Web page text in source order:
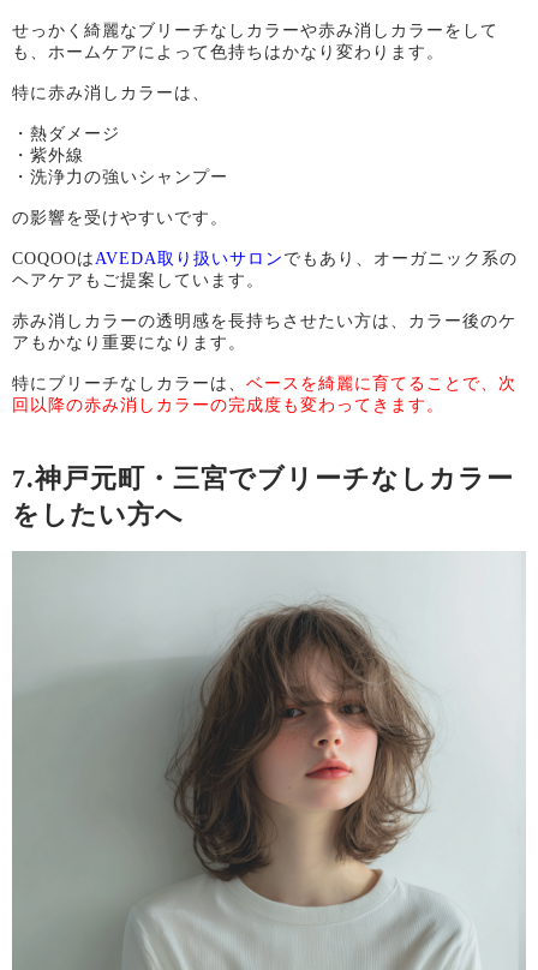
せっかく綺麗なブリーチなしカラーや赤み消しカラーをして
も、ホームケアによって色持ちはかなり変わります。
特に赤み消しカラーは、
・熱ダメージ
・紫外線
・洗浄力の強いシャンプー
の影響を受けやすいです。
COQOOはAVEDA取り扱いサロン でもあり、オーガニック系の
ヘアケアもご提案しています。
赤み消しカラーの透明感を長持ちさせたい方は、カラー後のケ
アもかなり重要になります。
特にブリーチなしカラーは、 ベースを綺麗に育てることで、次
回以降の赤み消しカラーの完成度も変わってきます。
7.神戸元町・三宮でブリーチなしカラー
をしたい方へ